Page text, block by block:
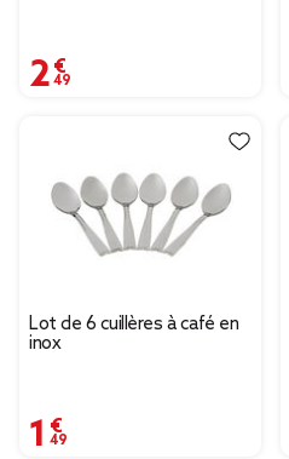
2,49 €
Lot de 6 cuillères à café en
inox
1,49 €